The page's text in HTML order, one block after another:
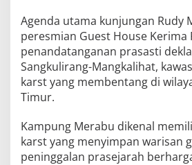
Agenda utama kunjungan Rudy
peresmian Guest House Kerima
penandatanganan prasasti
Sangkulirang-Mangkalihat,
karst yang membentang di
Timur.
Kampung Merabu dikenal
karst yang menyimpan warisan
peninggalan prasejarah